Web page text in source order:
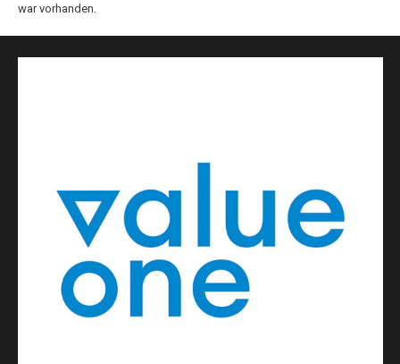
war vorhanden.